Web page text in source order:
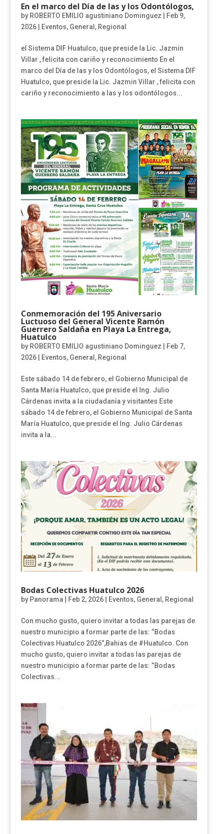
En el marco del Día de las y los Odontólogos,
by ROBERTO EMILIO agustiniano Dominguez
Feb 9,
2026| Eventos, General , Regional
el Sistema DIF Huatulco, que preside la Lic. Jazmin
Villar , felicita con cariño y reconocimiento En el
marco del Día de las y los Odontólogos, el Sistema DIF
Huatulco, que preside la Lic. Jazmin Villar , felicita con
cariño y reconocimiento a las y los odontólogos...
Conmemoración del 195 Aniversario
Luctuoso del General Vicente Ramón
Guerrero Saldaña en Playa La Entrega,
Huatulco
by ROBERTO EMILIO agustiniano Dominguez
Feb 7,
2026| Eventos, General , Regional
Este sábado 14 de febrero, el Gobierno Municipal de
Santa María Huatulco, que preside el Ing. Julio
Cárdenas invita a la ciudadanía y visitantes Este
sábado 14 de febrero, el Gobierno Municipal de Santa
María Huatulco, que preside el Ing. Julio Cárdenas
invita a la...
Bodas Colectivas Huatulco 2026
by Panorama Feb 2, 2026| Eventos, General , Regional
Con mucho gusto, quiero invitar a todas las parejas de
nuestro municipio a formar parte de las: “Bodas
Colectivas Huatulco 2026”,Bahias de #Huatulco. Con
mucho gusto, quiero invitar a todas las parejas de
nuestro municipio a formar parte de las: “Bodas
Colectivas...